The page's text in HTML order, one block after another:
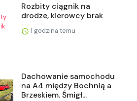
Rozbity ciągnik na
drodze, kierowcy brak
1 godzina temu
Dachowanie samochodu
na A4 między Bochnią a
Brzeskiem. Śmigł...